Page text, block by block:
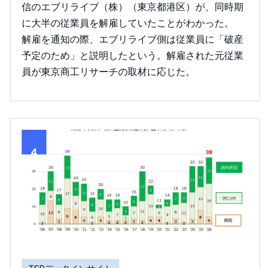
信のエブリライブ（株）（東京都港区）が、同時期
に大半の従業員を解雇していたことがわかった。
解雇を通知の際、エブリライブ側は従業員に「破産
予定のため」と説明したという。解雇された元従業
員が東京商工リサーチの取材に応じた。
4